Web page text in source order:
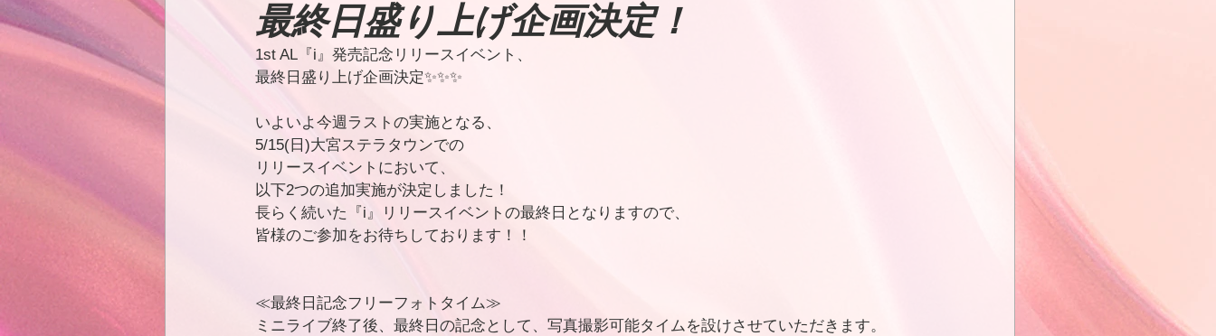
最終日盛り上げ企画決定！
1st AL『i』発売記念リリースイベント、
最終日盛り上げ企画決定✨✨✨
いよいよ今週ラストの実施となる、
5/15(日)大宮ステラタウンでの
リリースイベントにおいて、
以下2つの追加実施が決定しました！
長らく続いた『i』リリースイベントの最終日となりますので、
皆様のご参加をお待ちしております！！
≪最終日記念フリーフォトタイム≫
ミニライブ終了後、最終日の記念として、写真撮影可能タイムを設けさせていただきます。